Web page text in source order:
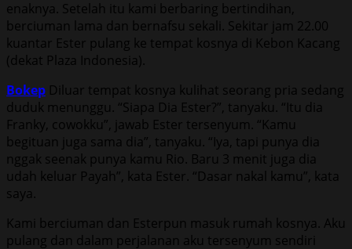
enaknya. Setelah itu kami berbaring bertindihan,
berciuman lama dan bernafsu sekali. Sekitar jam 22.00
kuantar Ester pulang ke tempat kosnya di Kebon Kacang
(dekat Plaza Indonesia).
Bokep Diluar tempat kosnya kulihat seorang pria sedang
duduk menunggu. “Siapa Dia Ester?”, tanyaku. “Itu dia
Franky, cowokku”, jawab Ester tersenyum. “Kamu
begituan juga sama dia”, tanyaku. “Iya, tapi punya dia
nggak seenak punya kamu Rio. Baru 3 menit juga dia
udah keluar Payah”, kata Ester. “Dasar nakal kamu”, kata
saya.
Kami berciuman dan Esterpun masuk rumah kosnya. Aku
pulang dan dalam perjalanan aku tersenyum sendiri